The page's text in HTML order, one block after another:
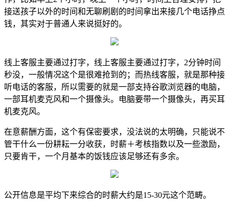
接送孩子以外的时间和无聊刷剧的时间拿出来接几个电话挣点
钱，其实对于普通人来说挺好的。
线上客服主要通过打字，线上客服主要通过打字，2分钟时间
秒没，一般情况这个是很难抢到的；而热线客服，就是那种接
听电话的客服，所以需要的就是一部支持谷歌浏览器的电脑，
一部耳机麦克风和一个摄像头。电脑要带一个摄像头，再买耳
机麦克风。
在意薪酬方面，这个有保密要求，没法说的太明确，只能说不
管干什么一份耕耘一分收获，时薪＋考核指数以及一些激励，
只要肯干，一个月基本的饭钱应该足够还有多余。
公开信息是平均下来综合的时薪大约是15-30元这个范畴。